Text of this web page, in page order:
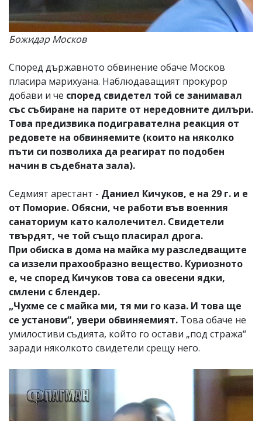
Божидар Москов
Според държавното обвинение обаче Москов
пласира марихуана. Наблюдаващият прокурор
добави и че според свидетел той се занимавал
със събиране на парите от нередовните дилъри.
Това предизвика подигравателна реакция от
редовете на обвиняемите (които на няколко
пъти си позволиха да реагират по подобен
начин в съдебната зала).
Седмият арестант - Даниел Кичуков, е на 29 г. и е
от Поморие. Обясни, че работи във военния
санаториум като калолечител. Свидетели
твърдят, че той също пласирал дрога.
При обиска в дома на майка му разследващите
са иззели прахообразно вещество. Куриозното
е, че според Кичуков това са овесени ядки,
смлени с блендер.
„Чухме се с майка ми, тя ми го каза. И това ще
се установи“, увери обвиняемият. Това обаче не
умилостиви съдията, който го остави „под стража“
заради няколкото свидетели срещу него.